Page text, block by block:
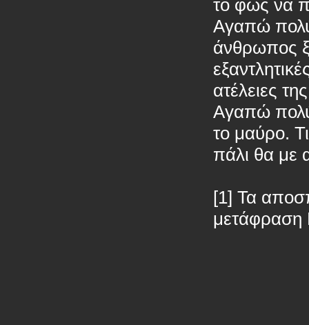
το φως
Αγαπώ πολύ
άνθρωπος
ατέλειες
Αγαπώ
το μαύρο.
πάλι θα με
[1] Τα
μετάφραση